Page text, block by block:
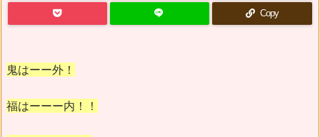
Copy
鬼はーー外！
福はーーー内！！